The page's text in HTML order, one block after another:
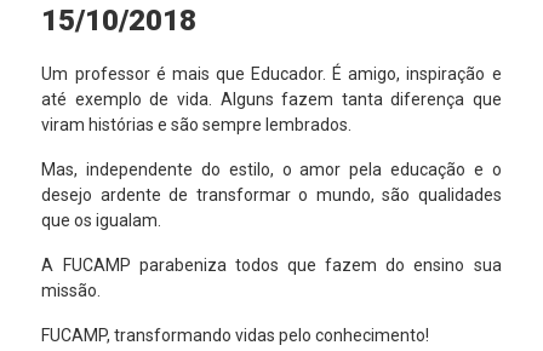
15/10/2018
Um professor é mais que Educador. É amigo, inspiração e
até exemplo de vida. Alguns fazem tanta diferença que
viram histórias e são sempre lembrados.
Mas, independente do estilo, o amor pela educação e o
desejo ardente de transformar o mundo, são qualidades
que os igualam.
A FUCAMP parabeniza todos que fazem do ensino sua
missão.
FUCAMP, transformando vidas pelo conhecimento!